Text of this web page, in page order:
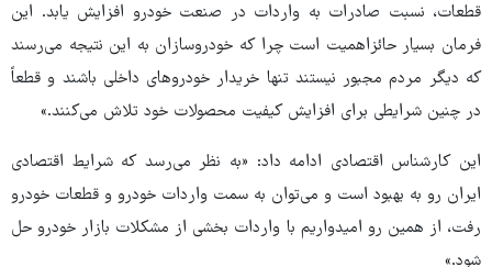
قطعات، نسبت صادرات به واردات در صنعت خودرو افزایش یابد. این
فرمان بسیار حائزاهمیت است چرا که خودروسازان به این نتیجه می‌رسند
که دیگر مردم مجبور نیستند تنها خریدار خودروهای داخلی باشند و قطعاً
در چنین شرایطی برای افزایش کیفیت محصولات خود تلاش می‌کنند.»
این کارشناس اقتصادی ادامه داد: «به نظر می‌رسد که شرایط اقتصادی
ایران رو به بهبود است و می‌توان به سمت واردات خودرو و قطعات خودرو
رفت، از همین رو امیدواریم با واردات بخشی از مشکلات بازار خودرو حل
شود.»